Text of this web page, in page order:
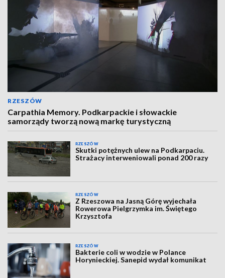
RZESZÓW
Carpathia Memory. Podkarpackie i słowackie
samorządy tworzą nową markę turystyczną
RZESZÓW
Skutki potężnych ulew na Podkarpaciu.
Strażacy interweniowali ponad 200 razy
RZESZÓW
Z Rzeszowa na Jasną Górę wyjechała
Rowerowa Pielgrzymka im. Świętego
Krzysztofa
RZESZÓW
Bakterie coli w wodzie w Polance
Horynieckiej. Sanepid wydał komunikat